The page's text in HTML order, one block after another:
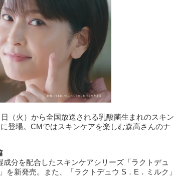
（火）から全国放送される乳酸菌生まれのスキン
登場。CMではスキンケアを楽しむ森高さんのナ
分を配合したスキンケアシリーズ「ラクトデュ
新発売。また、「ラクトデュウ S．E．ミルク」